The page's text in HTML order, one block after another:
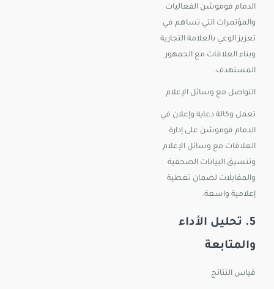
الدمام فوموشن الفعاليات
والمؤتمرات التي تساهم في
تعزيز الوعي بالعلامة التجارية
وبناء العلاقات مع الجمهور
المستهدف.
التواصل مع وسائل الإعلام
تعمل وكالة دعاية وإعلان في
الدمام فوموشن على إدارة
العلاقات مع وسائل الإعلام
وتنسيق البيانات الصحفية
والمقابلات لضمان تغطية
إعلامية واسعة.
5. تحليل الأداء
والمتابعة
قياس النتائج